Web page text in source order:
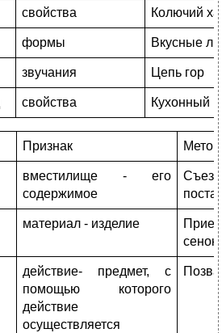
свойства Колючий
формы Вкусные
звучания Цепь гор
свойства Кухонный
Признак
вместилище - его
содержимое
Съезд
материал - изделие
действие- предмет, с
помощью которого
действие
осуществляется